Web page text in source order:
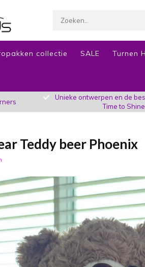
collectie SALE Turnen
Unieke ontwerpen en de
Time to Shine
Teddy beer Phoenix